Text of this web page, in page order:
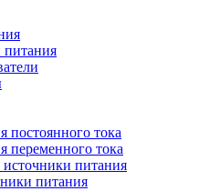
постоянного тока
переменного тока
питания
питания